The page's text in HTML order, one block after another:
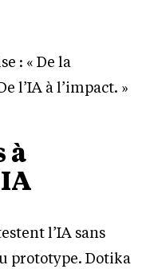
: « De la
l’IA à l’impact. »
à
l’IA sans
prototype. Dotika